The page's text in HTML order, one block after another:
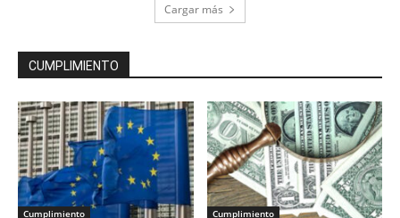
Cargar más
CUMPLIMIENTO
Cumplimiento Cumplimiento